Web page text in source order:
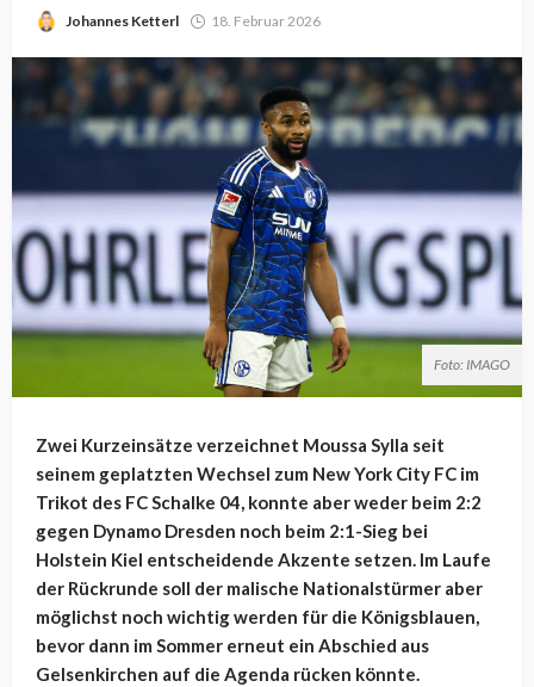
Johannes Ketterl 18. Februar 2026
Foto: IMAGO
Zwei Kurzeinsätze verzeichnet Moussa Sylla seit
seinem geplatzten Wechsel zum New York City FC im
Trikot des FC Schalke 04, konnte aber weder beim 2:2
gegen Dynamo Dresden noch beim 2:1-Sieg bei
Holstein Kiel entscheidende Akzente setzen. Im Laufe
der Rückrunde soll der malische Nationalstürmer aber
möglichst noch wichtig werden für die Königsblauen,
bevor dann im Sommer erneut ein Abschied aus
Gelsenkirchen auf die Agenda rücken könnte.